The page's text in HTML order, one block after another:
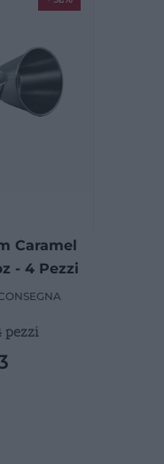
Caramel
- 4 Pezzi
pezzi